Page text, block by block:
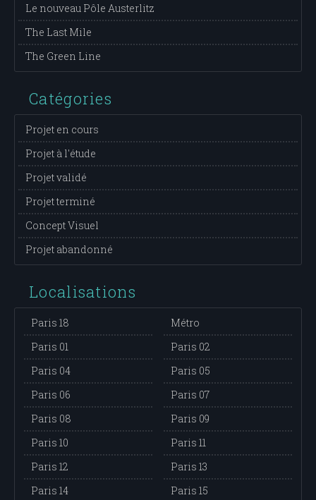
Le nouveau Pôle Austerlitz
The Last Mile
The Green Line
Catégories
Projet en cours
Projet à l'étude
Projet validé
Projet terminé
Concept Visuel
Projet abandonné
Localisations
Paris 18
Métro
Paris 01
Paris 02
Paris 04
Paris 05
Paris 06
Paris 07
Paris 08
Paris 09
Paris 10
Paris 11
Paris 12
Paris 13
Paris 14
Paris 15